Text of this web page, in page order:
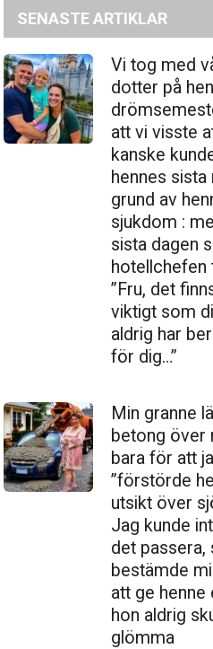
SENASTE ARTIKLAR
Vi tog med
dotter på
att vi visste
kanske
hennes sista
grund av
sjukdom :
sista dagen
hotellchefen
”Fru, det
viktigt som
aldrig har
för dig…”
Min granne
betong över
bara för att
”förstörde
utsikt över
Jag kunde
det passera,
bestämde
att ge henne
hon aldrig
glömma